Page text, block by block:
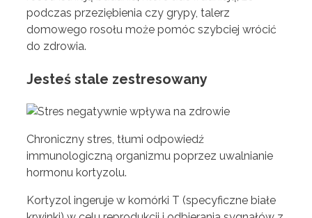
podczas przeziębienia czy grypy, talerz
domowego rosołu może pomóc szybciej wrócić
do zdrowia.
Jesteś stale zestresowany
Chroniczny stres, tłumi odpowiedź
immunologiczną organizmu poprzez uwalnianie
hormonu kortyzolu.
Kortyzol ingeruje w komórki T (specyficzne białe